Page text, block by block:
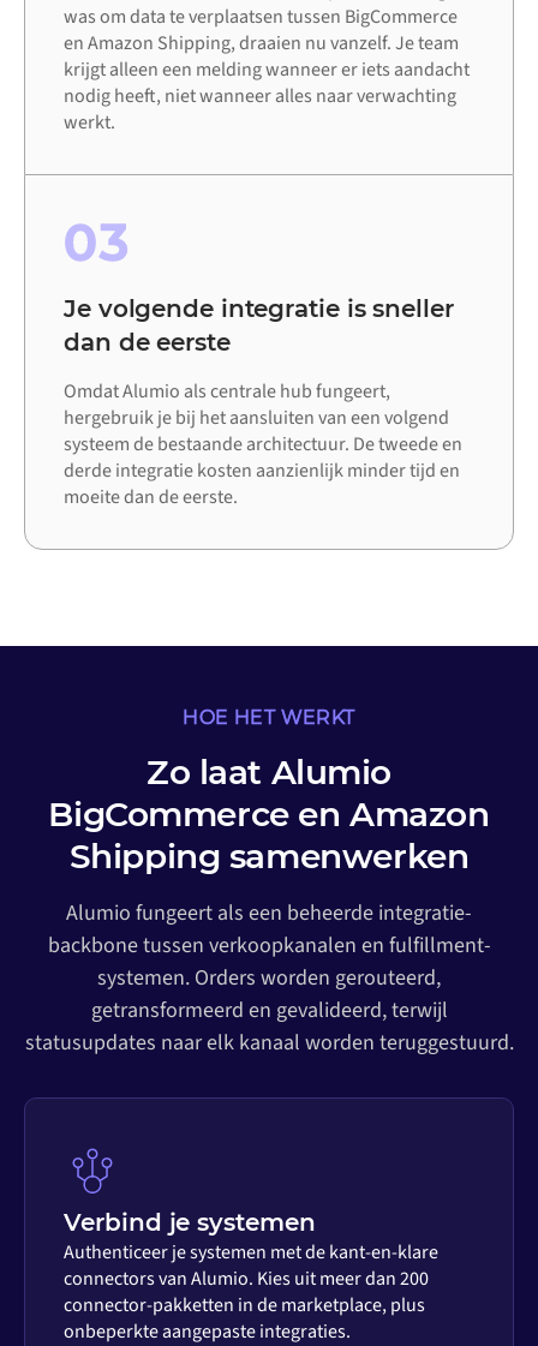
was om data te verplaatsen tussen BigCommerce
en Amazon Shipping, draaien nu vanzelf. Je team
krijgt alleen een melding wanneer er iets aandacht
nodig heeft, niet wanneer alles naar verwachting
werkt.
03
Je volgende integratie is sneller
dan de eerste
Omdat Alumio als centrale hub fungeert,
hergebruik je bij het aansluiten van een volgend
systeem de bestaande architectuur. De tweede en
derde integratie kosten aanzienlijk minder tijd en
moeite dan de eerste.
HOE HET WERKT
Zo laat Alumio
BigCommerce en Amazon
Shipping samenwerken
Alumio fungeert als een beheerde integratie-
backbone tussen verkoopkanalen en fulfillment-
systemen. Orders worden gerouteerd,
getransformeerd en gevalideerd, terwijl
statusupdates naar elk kanaal worden teruggestuurd.
Verbind je systemen
Authenticeer je systemen met de kant-en-klare
connectors van Alumio. Kies uit meer dan 200
connector-pakketten in de marketplace, plus
onbeperkte aangepaste integraties.